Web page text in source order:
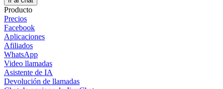
Producto
Precios
Facebook
Aplicaciones
Afiliados
WhatsApp
Video llamadas
Asistente de IA
Devolución de llamadas